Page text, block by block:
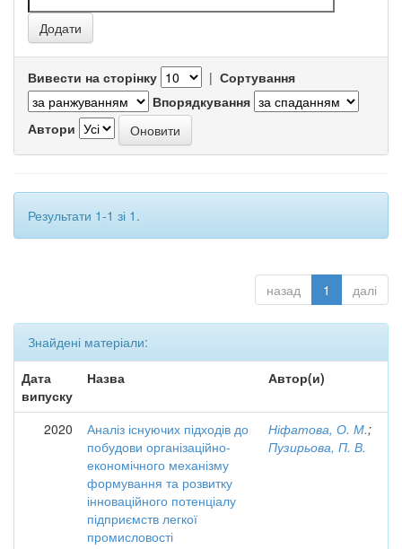
Вивести на сторінку | Сортування
Впорядкування
Автори
Результати 1-1 зі 1.
назад 1 далі
Знайдені матеріали:
Дата
випуску
Назва Автор(и)
2020
Аналіз існуючих підходів до
побудови організаційно-
економічного механізму
формування та розвитку
інноваційного потенціалу
підприємств легкої
промисловості
Ніфатова, О. М.;
Пузирьова, П. В.